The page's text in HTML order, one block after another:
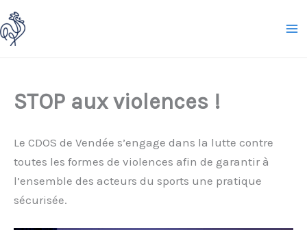
Aller
au
contenu
STOP aux violences !
Le CDOS de Vendée s’engage dans la lutte contre
toutes les formes de violences afin de garantir à
l’ensemble des acteurs du sports une pratique
sécurisée.